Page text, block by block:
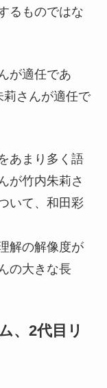
るものではな
が適任であ
莉さんが適任で
あまり多く語
が竹内朱莉さ
いて、和田彩
解の解像度が
の大きな長
、2代目リ